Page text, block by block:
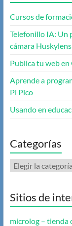
Cursos de
Telefonillo IA: Un
cámara
Publica tu web en
Aprende a
Pi Pico
Usando en
Categorías
Categorías
Sitios de
microlog – tienda